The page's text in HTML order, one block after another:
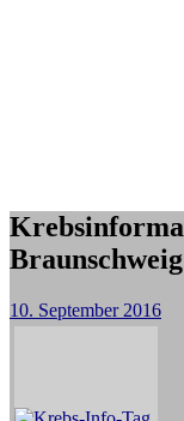
Braunschweig
10. September 2016